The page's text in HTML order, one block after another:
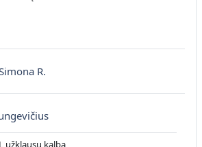
R.
Uzdevums
užklausų kalbą